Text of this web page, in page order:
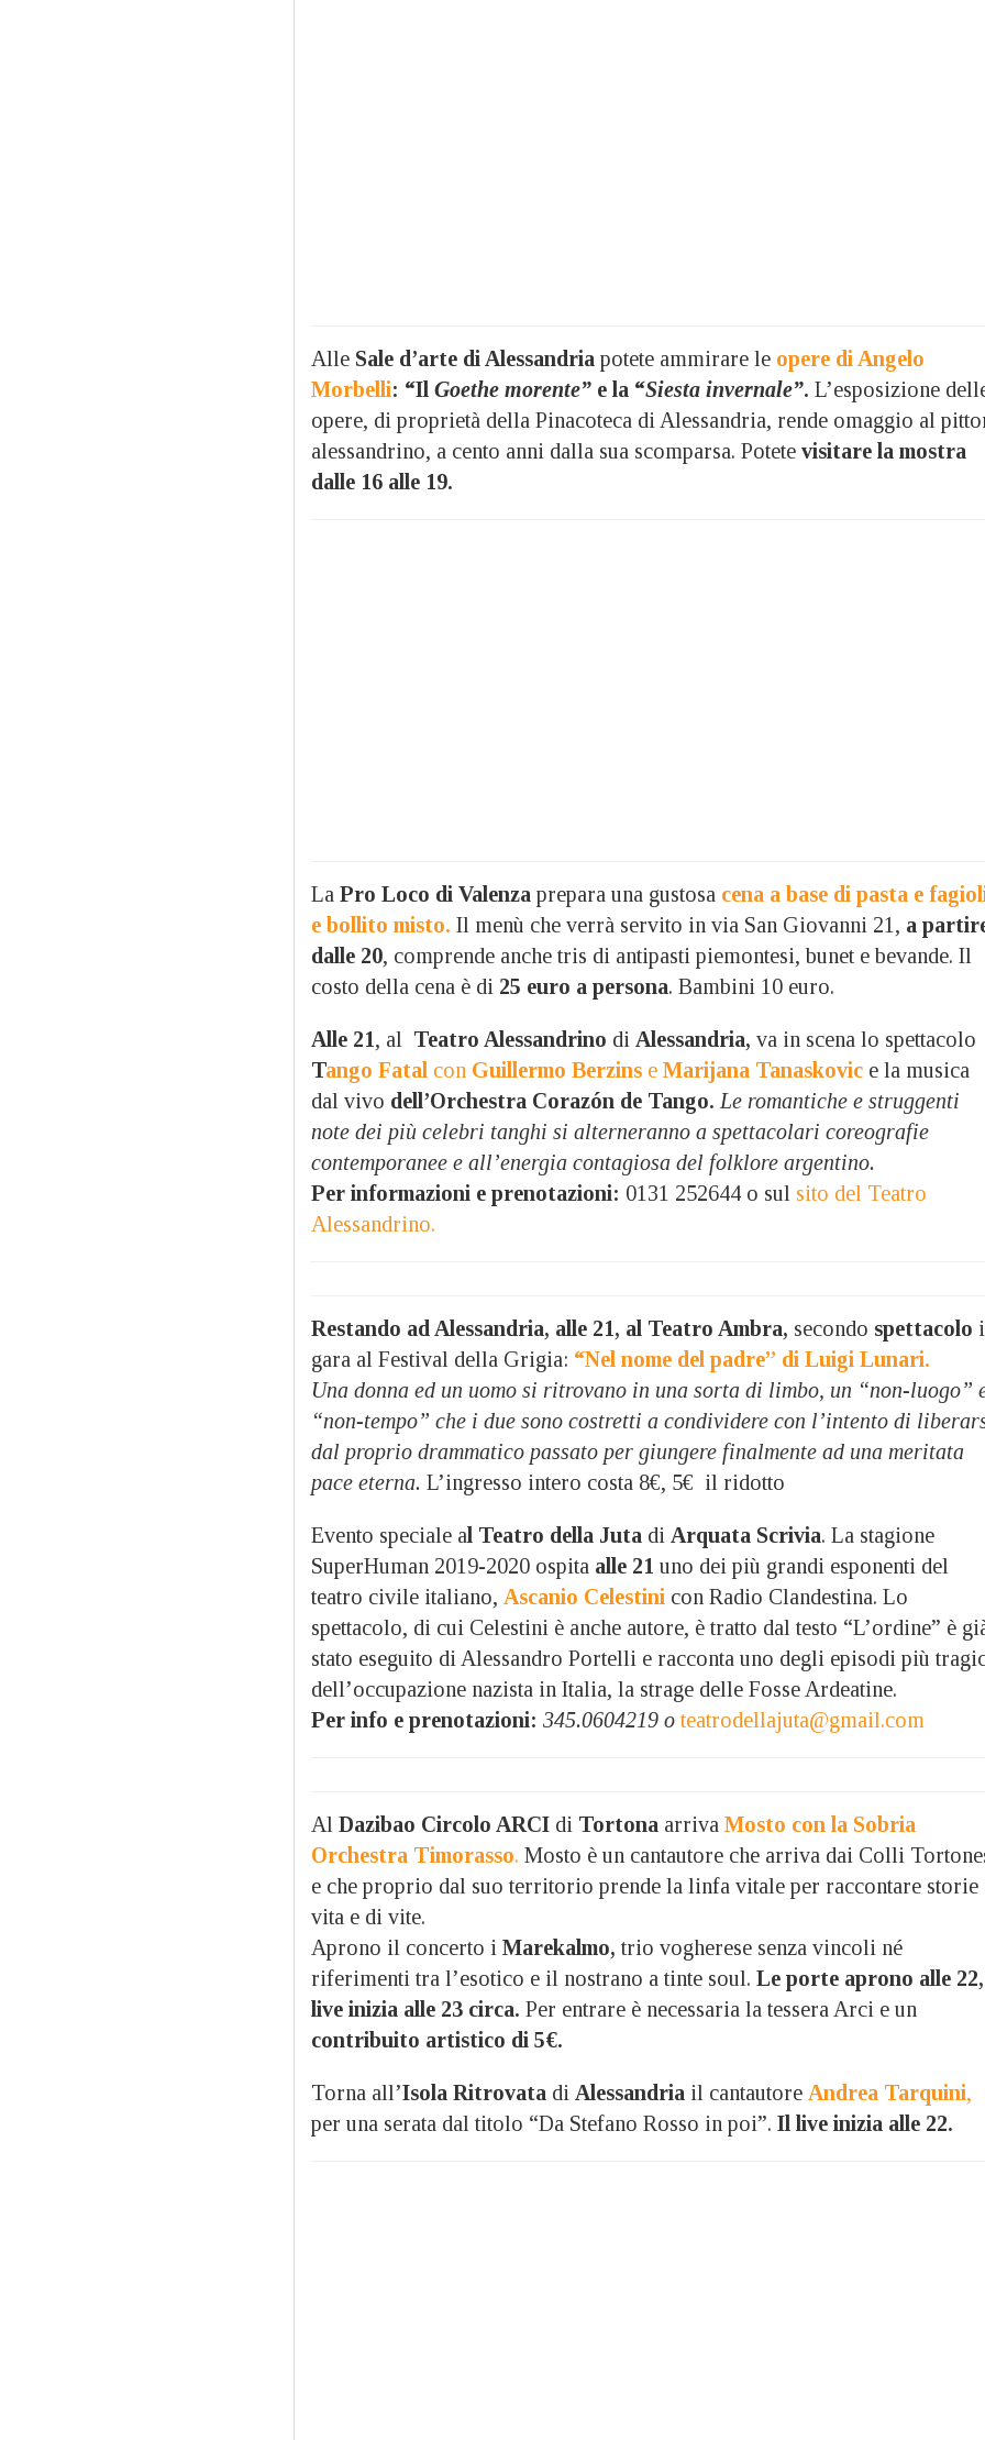
Alle Sale d’arte di Alessandria potete ammirare le opere di Angelo
Morbelli: “Il Goethe morente” e la “Siesta invernale”. L’esposizione
opere, di proprietà della Pinacoteca di Alessandria, rende omaggio al
alessandrino, a cento anni dalla sua scomparsa. Potete visitare la mostra
dalle 16 alle 19.
La Pro Loco di Valenza prepara una gustosa cena a base di pasta e
e bollito misto. Il menù che verrà servito in via San Giovanni 21, a
dalle 20, comprende anche tris di antipasti piemontesi, bunet e bevande. Il
costo della cena è di 25 euro a persona. Bambini 10 euro.
Alle 21, al Teatro Alessandrino di Alessandria, va in scena lo spettacolo
Tango Fatal con Guillermo Berzins e Marijana Tanaskovic e la musica
dal vivo dell’Orchestra Corazón de Tango. Le romantiche e struggenti
note dei più celebri tanghi si alterneranno a spettacolari coreografie
contemporanee e all’energia contagiosa del folklore argentino.
Per informazioni e prenotazioni: 0131 252644 o sul sito del Teatro
Alessandrino.
Restando ad Alessandria, alle 21, al Teatro Ambra, secondo spettacolo
gara al Festival della Grigia: “Nel nome del padre” di Luigi Lunari.
Una donna ed un uomo si ritrovano in una sorta di limbo, un “non-luogo”
“non-tempo” che i due sono costretti a condividere con l’intento di
dal proprio drammatico passato per giungere finalmente ad una meritata
pace eterna. L’ingresso intero costa 8€, 5€ il ridotto
Evento speciale al Teatro della Juta di Arquata Scrivia. La stagione
SuperHuman 2019-2020 ospita alle 21 uno dei più grandi esponenti del
teatro civile italiano, Ascanio Celestini con Radio Clandestina. Lo
spettacolo, di cui Celestini è anche autore, è tratto dal testo “L’ordine” è
stato eseguito di Alessandro Portelli e racconta uno degli episodi più
dell’occupazione nazista in Italia, la strage delle Fosse Ardeatine.
Per info e prenotazioni: 345.0604219 o teatrodellajuta@gmail.com
Al Dazibao Circolo ARCI di Tortona arriva Mosto con la Sobria
Orchestra Timorasso. Mosto è un cantautore che arriva dai Colli
e che proprio dal suo territorio prende la linfa vitale per raccontare storie
vita e di vite.
Aprono il concerto i Marekalmo, trio vogherese senza vincoli né
riferimenti tra l’esotico e il nostrano a tinte soul. Le porte aprono alle
live inizia alle 23 circa. Per entrare è necessaria la tessera Arci e un
contribuito artistico di 5€.
Torna all’Isola Ritrovata di Alessandria il cantautore Andrea Tarquini,
per una serata dal titolo “Da Stefano Rosso in poi”. Il live inizia alle 22.